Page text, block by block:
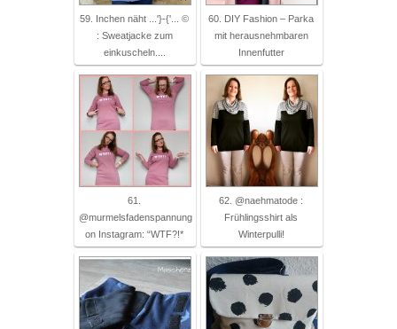
59. Inchen näht ...'}-{'... ©
: Sweatjacke zum
einkuscheln....
60. DIY Fashion – Parka
mit herausnehmbaren
Innenfutter
61.
@murmelsfadenspannung
on Instagram: “WTF?!*
62. @naehmatode :
Frühlingsshirt als
Winterpulli!